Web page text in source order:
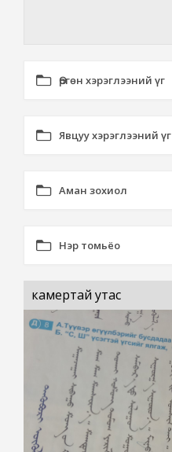
Өргөн хэрэглээний үг
Явцуу хэрэглээний үг
Аман зохиол
Нэр томьёо
камертай утас